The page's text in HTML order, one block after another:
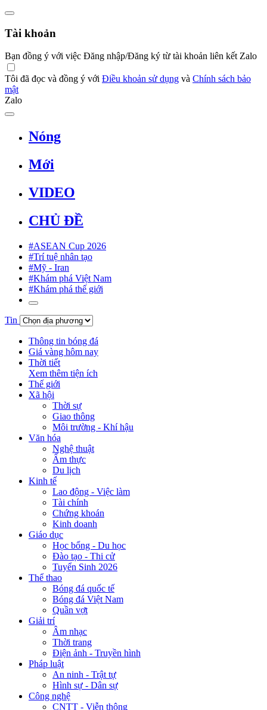
Tài khoản
Bạn đồng ý với việc Đăng nhập/Đăng ký từ tài khoản liên kết Zalo
Tôi đã đọc và đồng ý với Điều khoản sử dụng và Chính sách bảo
mật
Zalo
Nóng
Mới
VIDEO
CHỦ ĐỀ
#ASEAN Cup 2026
#Trí tuệ nhân tạo
#Mỹ - Iran
#Khám phá Việt Nam
#Khám phá thế giới
Tin
Thông tin bóng đá
Giá vàng hôm nay
Thời tiết
Xem thêm tiện ích
Thế giới
Xã hội
Thời sự
Giao thông
Môi trường - Khí hậu
Văn hóa
Nghệ thuật
Ẩm thực
Du lịch
Kinh tế
Lao động - Việc làm
Tài chính
Chứng khoán
Kinh doanh
Giáo dục
Học bổng - Du học
Đào tạo - Thi cử
Tuyển Sinh 2026
Thể thao
Bóng đá quốc tế
Bóng đá Việt Nam
Quần vợt
Giải trí
Âm nhạc
Thời trang
Điện ảnh - Truyền hình
Pháp luật
An ninh - Trật tự
Hình sự - Dân sự
Công nghệ
CNTT - Viễn thông